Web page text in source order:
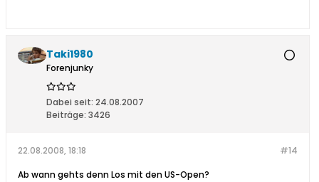
Taki1980
Forenjunky
Dabei seit: 24.08.2007
Beiträge: 3426
#14
22.08.2008, 18:18
Ab wann gehts denn Los mit den US-Open?